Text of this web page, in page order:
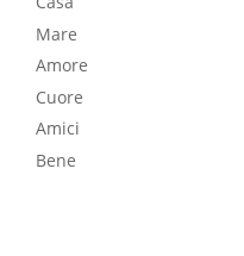
Mare
Amore
Cuore
Amici
Bene